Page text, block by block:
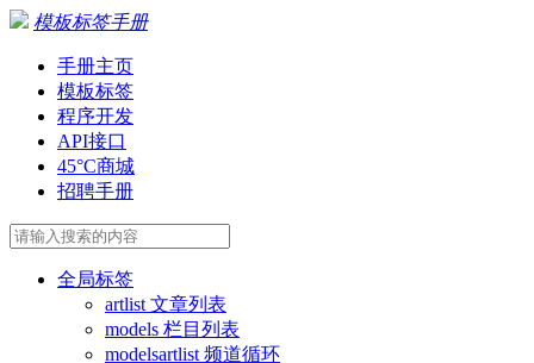
模板标签手册
手册主页
模板标签
程序开发
API接口
45°C商城
招聘手册
全局标签
artlist 文章列表
models 栏目列表
modelsartlist 频道循环